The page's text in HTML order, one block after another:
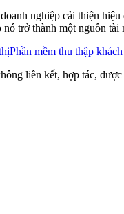
nghiệp cải thiện
trở thành một nguồn
Phần mềm thu thập
liên kết, hợp tác,